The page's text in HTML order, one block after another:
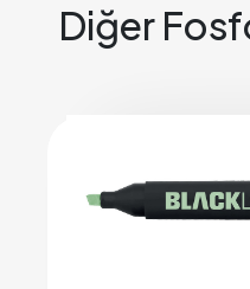
Diğer